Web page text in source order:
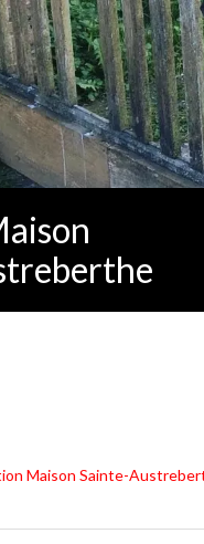
Maison Sainte-